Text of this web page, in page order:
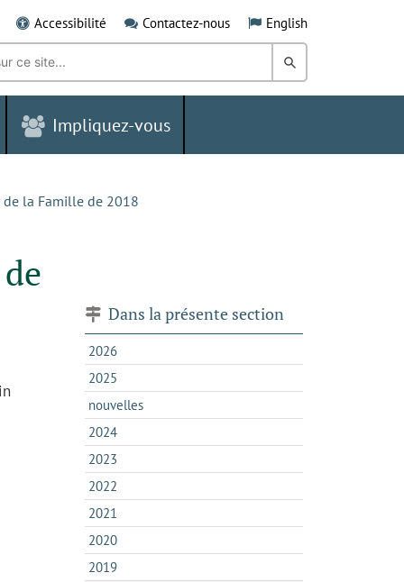
Accessibilité Contactez-nous English
Rechercher
dans
Grand
Impliquez-vous
la Famille de 2018
Dans la présente section
2026
2025
nouvelles
2024
2023
2022
2021
2020
2019